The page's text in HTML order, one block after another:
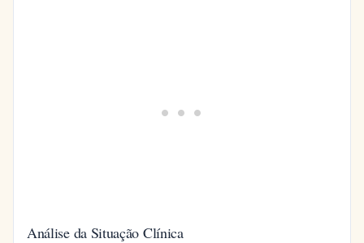
Análise da Situação Clínica